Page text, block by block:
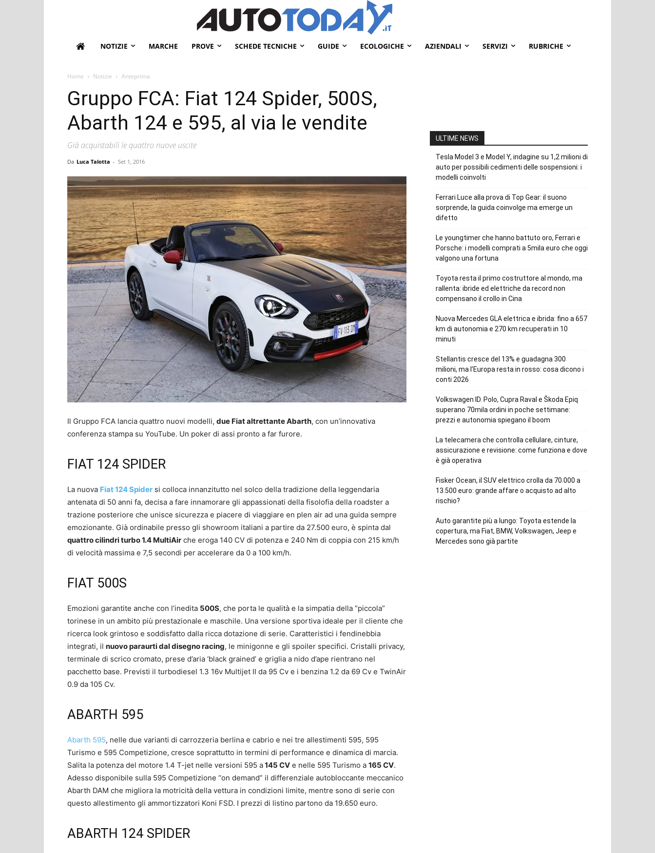
NOTIZIE MARCHE PROVE SCHEDE TECNICHE GUIDE ECOLOGICHE AZIENDALI SERVIZI RUBRICHE
Home Notizie Anteprima
Gruppo FCA: Fiat 124 Spider, 500S,
Abarth 124 e 595, al via le vendite
Già acquistabili le quattro nuove uscite
Da Luca Talotta - Set 1, 2016
Il Gruppo FCA lancia quattro nuovi modelli, due Fiat altrettante Abarth, con un’innovativa
conferenza stampa su YouTube. Un poker di assi pronto a far furore.
FIAT 124 SPIDER
La nuova Fiat 124 Spider si colloca innanzitutto nel solco della tradizione della leggendaria
antenata di 50 anni fa, decisa a fare innamorare gli appassionati della fisolofia della roadster a
trazione posteriore che unisce sicurezza e piacere di viaggiare en plen air ad una guida sempre
emozionante. Già ordinabile presso gli showroom italiani a partire da 27.500 euro, è spinta dal
quattro cilindri turbo 1.4 MultiAir che eroga 140 CV di potenza e 240 Nm di coppia con 215 km/h
di velocità massima e 7,5 secondi per accelerare da 0 a 100 km/h.
FIAT 500S
Emozioni garantite anche con l’inedita 500S, che porta le qualità e la simpatia della “piccola”
torinese in un ambito più prestazionale e maschile. Una versione sportiva ideale per il cliente che
ricerca look grintoso e soddisfatto dalla ricca dotazione di serie. Caratteristici i fendinebbia
integrati, il nuovo paraurti dal disegno racing, le minigonne e gli spoiler specifici. Cristalli privacy,
terminale di scrico cromato, prese d’aria ‘black grained’ e griglia a nido d’ape rientrano nel
pacchetto base. Previsti il turbodiesel 1.3 16v Multijet II da 95 Cv e i benzina 1.2 da 69 Cv e TwinAir
0.9 da 105 Cv.
ABARTH 595
Abarth 595, nelle due varianti di carrozzeria berlina e cabrio e nei tre allestimenti 595, 595
Turismo e 595 Competizione, cresce soprattutto in termini di performance e dinamica di marcia.
Salita la potenza del motore 1.4 T-jet nelle versioni 595 a145 CV e nelle 595 Turismo a 165 CV.
Adesso disponibile sulla 595 Competizione “on demand” il differenziale autobloccante meccanico
Abarth DAM che migliora la motricità della vettura in condizioni limite, mentre sono di serie con
questo allestimento gli ammortizzatori Koni FSD. I prezzi di listino partono da 19.650 euro.
ABARTH 124 SPIDER
ULTIME NEWS
Tesla Model 3 e Model Y, indagine su 1,2 milioni di
auto per possibili cedimenti delle sospensioni: i
modelli coinvolti
Ferrari Luce alla prova di Top Gear: il suono
sorprende, la guida coinvolge ma emerge un
difetto
Le youngtimer che hanno battuto oro, Ferrari e
Porsche: i modelli comprati a 5mila euro che oggi
valgono una fortuna
Toyota resta il primo costruttore al mondo, ma
rallenta: ibride ed elettriche da record non
compensano il crollo in Cina
Nuova Mercedes GLA elettrica e ibrida: fino a 657
km di autonomia e 270 km recuperati in 10
minuti
Stellantis cresce del 13% e guadagna 300
milioni, ma l’Europa resta in rosso: cosa dicono i
conti 2026
Volkswagen ID. Polo, Cupra Raval e Škoda Epiq
superano 70mila ordini in poche settimane:
prezzi e autonomia spiegano il boom
La telecamera che controlla cellulare, cinture,
assicurazione e revisione: come funziona e dove
è già operativa
Fisker Ocean, il SUV elettrico crolla da 70.000 a
13.500 euro: grande affare o acquisto ad alto
rischio?
Auto garantite più a lungo: Toyota estende la
copertura, ma Fiat, BMW, Volkswagen, Jeep e
Mercedes sono già partite